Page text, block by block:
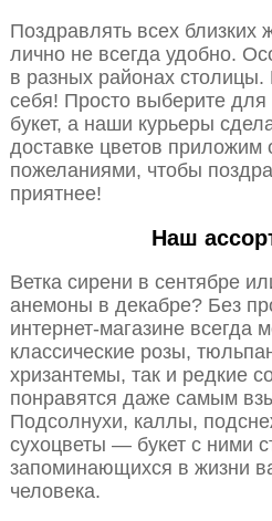
Поздравлять всех близких
лично не всегда удобно.
в разных районах
себя! Просто выберите
букет, а наши курьеры
доставке цветов приложим
пожеланиями, чтобы
приятнее!
Наш
Ветка сирени в сентябре
анемоны в декабре? Без
интернет-магазине всегда
классические розы,
хризантемы, так и редкие
понравятся даже самым
Подсолнухи, каллы,
сухоцветы — букет с ними
запоминающихся в жизни
человека.